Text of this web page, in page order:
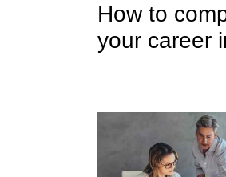
How to
your career